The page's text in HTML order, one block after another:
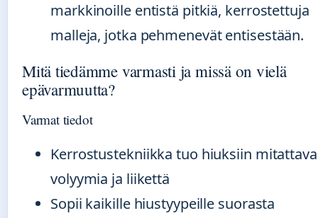
markkinoille entistä pitkiä, kerrostettuja
malleja, jotka pehmenevät entisestään.
Mitä tiedämme varmasti ja missä on vielä
epävarmuutta?
Varmat tiedot
Kerrostustekniikka tuo hiuksiin
volyymia ja liikettä
Sopii kaikille hiustyypeille suorasta